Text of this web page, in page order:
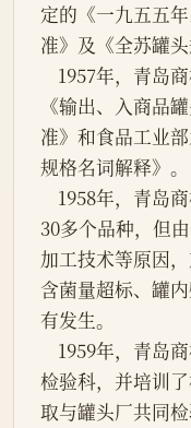
定的《一九五五
准》及《全苏罐头
《输出、入商品
准》和食品工业
规格名词解释》。
30多个品种，但
加工技术等原因
含菌量超标、罐
有发生。
检验科，并培训
取与罐头厂共同